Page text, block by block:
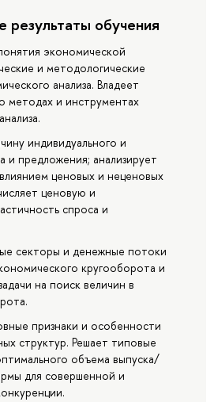
обучения
экономической
и методологические
анализа. Владеет
методах и инструментах
индивидуального и
и предложения; анализирует
ценовых и неценовых
ценовую и
спроса и
секторы и денежные потоки
кругооборота и
на поиск величин в
признаки и особенности
структур. Решает типовые
объема выпуска/
для совершенной и